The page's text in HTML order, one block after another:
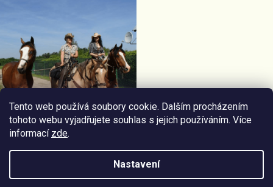
Tento web používá soubory cookie. Dalším procházením
tohoto webu vyjadřujete souhlas s jejich používáním. Více
informací zde.
Nastavení